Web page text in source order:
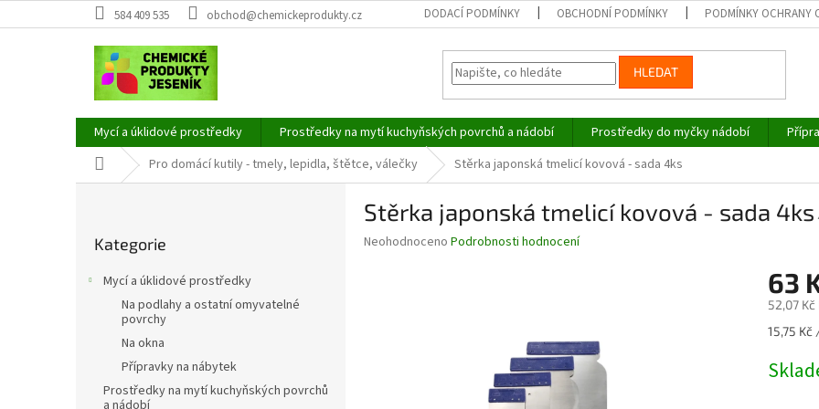
na
584 409 535 obchod@chemickeprodukty.cz DODACÍ PODMÍNKY OBCHODNÍ PODMÍNKY PODMÍNKY OCHRANY
HLEDAT
Mycí a úklidové prostředky Prostředky na mytí kuchyňských povrchů a nádobí Prostředky do myčky nádobí
Domů Pro domácí kutily - tmely, lepidla, štětce, válečky Stěrka japonská tmelicí kovová - sada 4ks
kategorie
Kategorie
Mycí a úklidové prostředky
Na podlahy a ostatní omyvatelné
povrchy
Na okna
Přípravky na nábytek
Prostředky na mytí kuchyňských povrchů
a nádobí
Stěrka japonská tmelicí kovová - sada 4ks
Průměrné
Neohodnoceno Podrobnosti hodnocení
63
52,07 Kč
Měrná
15,75 Kč